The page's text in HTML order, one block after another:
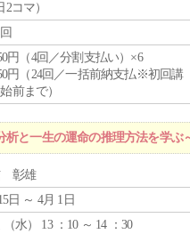
2コマ）
円（4回／分割支払い）×6
円（24回／一括前納支払※初回講
前まで）
と一生の運命の推理方法を学ぶ
彰雄
日 ～ 4月 1日
（水） 13 ：10 ～ 14 ：30